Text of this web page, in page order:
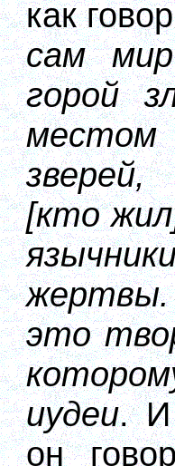
как
сам
мир
горой
местом
зверей
[кто жил
жертвы
это
иудеи. И
он